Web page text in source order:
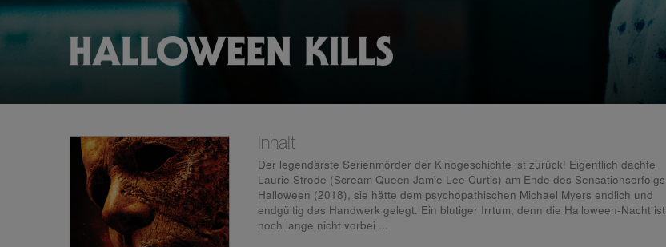
Inhalt
Der legendärste Serienmörder der Kinogeschichte ist zurück! Eigentlich dachte
Laurie Strode (Scream Queen Jamie Lee Curtis) am Ende des Sensationserfolgs
Halloween (2018), sie hätte dem psychopathischen Michael Myers endlich und
endgültig das Handwerk gelegt. Ein blutiger Irrtum, denn die Halloween-Nacht ist
noch lange nicht vorbei ...